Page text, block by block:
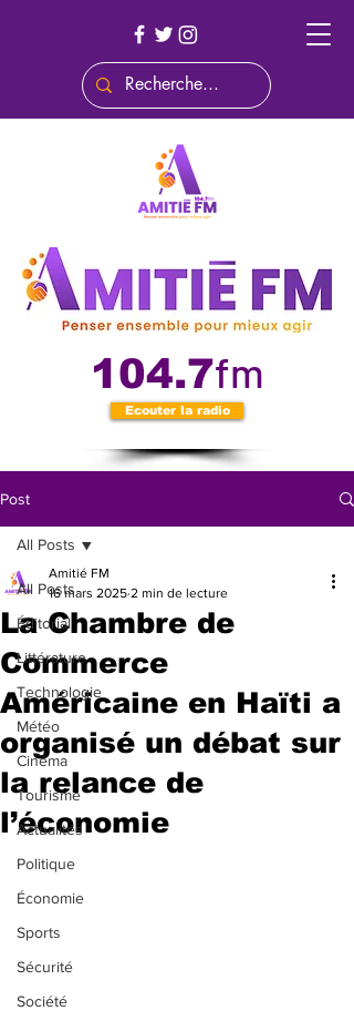
104.7fm
Ecouter la radio
Post
All Posts
Éditorial
Littérature
Technologie
Météo
Cinéma
Tourisme
Actualités
Politique
Économie
Sports
Sécurité
Société
All Posts
La Chambre de
Commerce
Américaine en Haïti a
organisé un débat sur
la relance de
l’économie
Amitié FM
16 mars 2025 2 min de lecture